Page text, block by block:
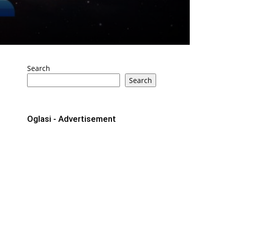
Search
Search
Oglasi - Advertisement